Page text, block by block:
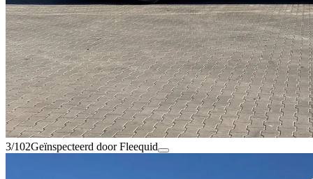
3/102Geïnspecteerd door Fleequid